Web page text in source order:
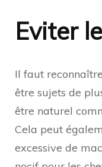
Eviter
Il faut
être sujets de
être naturel
Cela peut
excessive de